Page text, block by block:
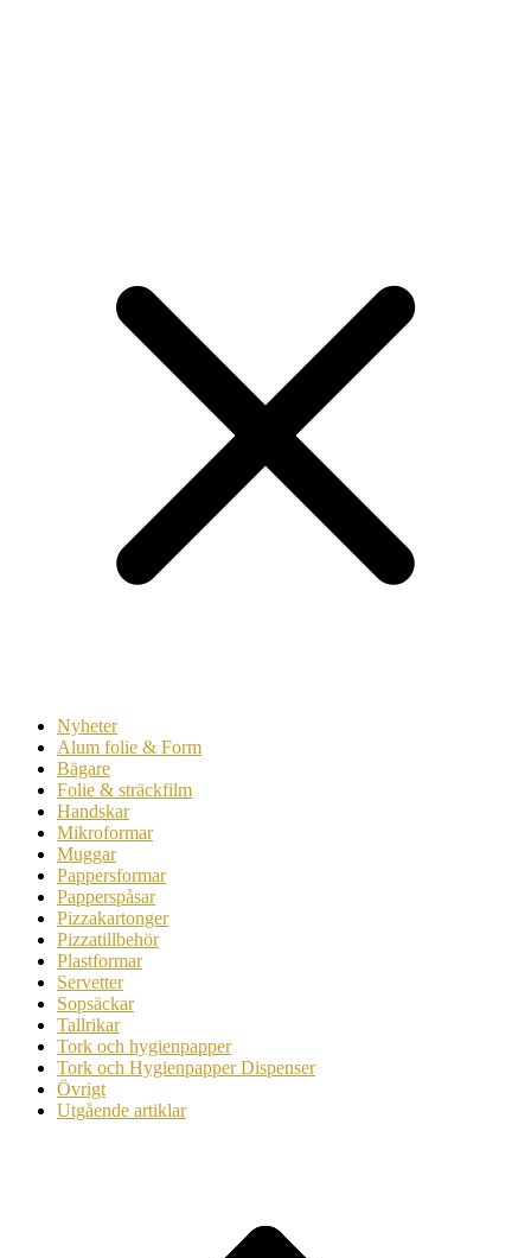
Nyheter
Alum folie & Form
Bägare
Folie & sträckfilm
Handskar
Mikroformar
Muggar
Pappersformar
Papperspåsar
Pizzakartonger
Pizzatillbehör
Plastformar
Servetter
Sopsäckar
Tallrikar
Tork och hygienpapper
Tork och Hygienpapper Dispenser
Övrigt
Utgående artiklar